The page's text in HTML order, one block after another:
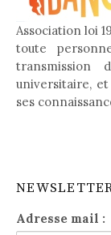
Association loi
toute
universitaire,
ses
Adresse mail :